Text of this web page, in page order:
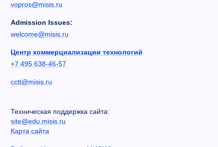
vopros@misis.ru
Admission Issues:
welcome@misis.ru
Центр коммерциализации технологий
+7 495 638-46-57
cctt@misis.ru
Техническая поддержка сайта:
site@edu.misis.ru
Карта сайта